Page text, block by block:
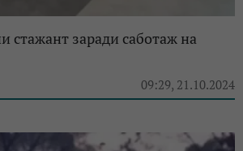
стажант заради саботаж на
09:29, 21.10.2024